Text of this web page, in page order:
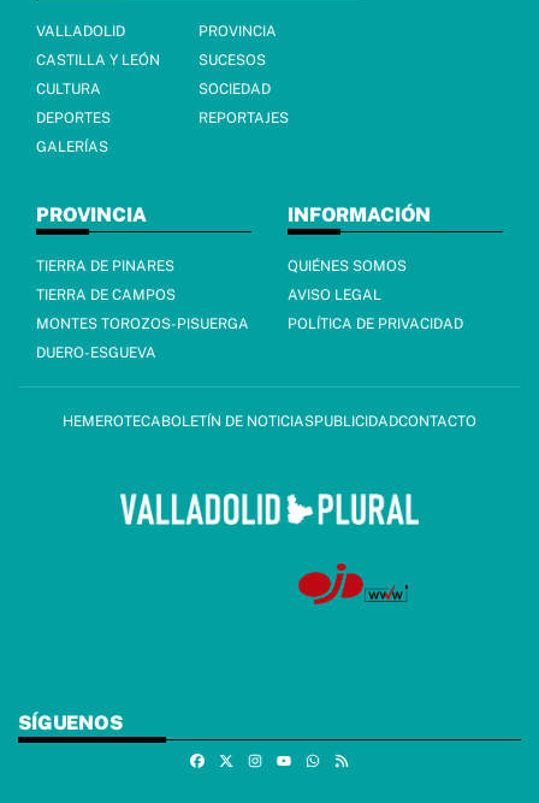
VALLADOLID
PROVINCIA
CASTILLA Y LEÓN
SUCESOS
CULTURA
SOCIEDAD
DEPORTES
REPORTAJES
GALERÍAS
PROVINCIA
TIERRA DE PINARES
TIERRA DE CAMPOS
MONTES TOROZOS-PISUERGA
DUERO-ESGUEVA
INFORMACIÓN
QUIÉNES SOMOS
AVISO LEGAL
POLÍTICA DE PRIVACIDAD
HEMEROTECABOLETÍN DE NOTICIASPUBLICIDADCONTACTO
SÍGUENOS
FacebookInstagramWhatsapp